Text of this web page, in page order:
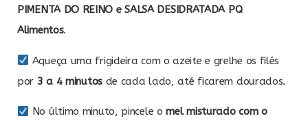
PIMENTA DO REINO e SALSA DESIDRATADA PQ
Alimentos.
Aqueça uma frigideira com o azeite e grelhe os filés
por 3 a 4 minutosde cada lado, até ficarem dourados.
No último minuto, pincele omel misturado com o